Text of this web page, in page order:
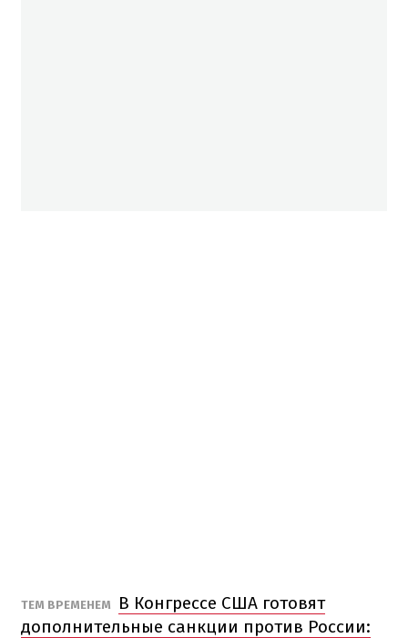
ТЕМ ВРЕМЕНЕМ
В Конгрессе США готовят
дополнительные санкции против России: